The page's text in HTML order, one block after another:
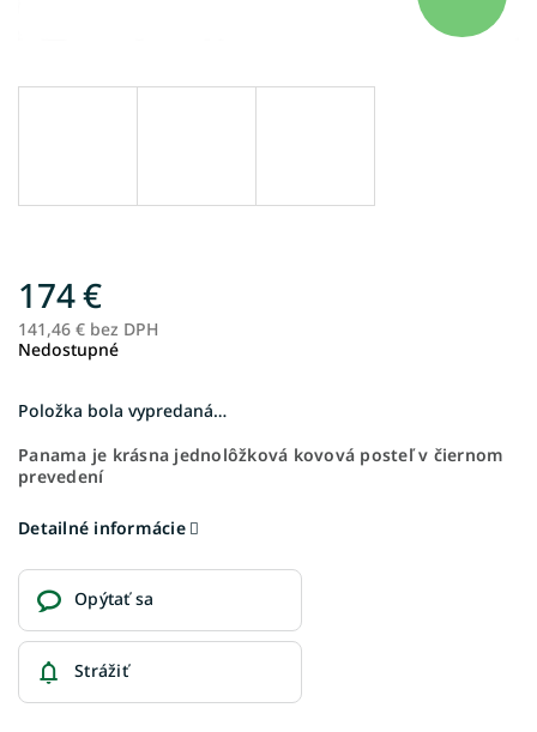
174 €
141,46 € bez DPH
Nedostupné
Položka bola vypredaná…
Panama je krásna jednolôžková kovová posteľ v čiernom
prevedení
Detailné informácie
Opýtať sa
Strážiť